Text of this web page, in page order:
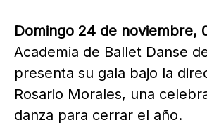
Domingo 24 de noviembre,
Academia de Ballet Danse
presenta su gala bajo la
Rosario Morales, una
danza para cerrar el año.